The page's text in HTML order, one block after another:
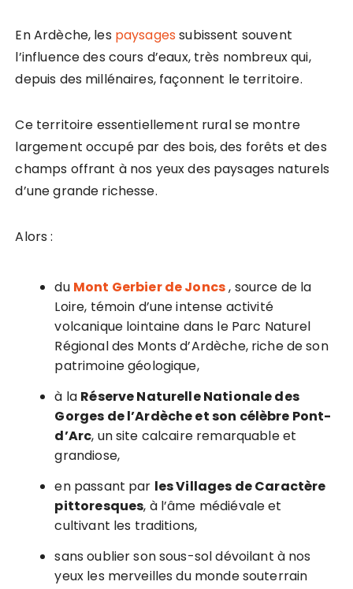
En Ardèche, les paysagessubissent souvent
l’influence des cours d’eaux, très nombreux qui,
depuis des millénaires, façonnent le territoire.
Ce territoire essentiellement rural se montre
largement occupé par des bois, des forêts et des
champs offrant à nos yeux des paysages naturels
d’une grande richesse.
Alors :
du Mont Gerbier de Joncs, source de la
Loire, témoin d’une intense activité
volcanique lointaine dans le Parc Naturel
Régional des Monts d’Ardèche, riche de son
patrimoine géologique,
à la Réserve Naturelle Nationale des
Gorges de l’Ardèche et son célèbre Pont-
d’Arc, un site calcaire remarquable et
grandiose,
en passant par les Villages de Caractère
pittoresques, à l’âme médiévale et
cultivant les traditions,
sans oublier son sous-sol dévoilant à nos
yeux les merveilles du monde souterrain